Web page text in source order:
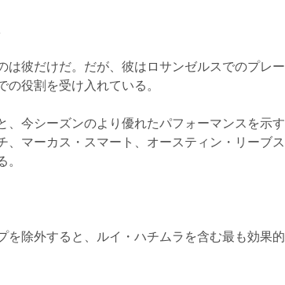
は彼だけだ。だが、彼はロサンゼルスでのプレ
役割を受け入れている。
、今シーズンのより優れたパフォーマンスを示
、マーカス・スマート、オースティン・リーブ
を除外すると、ルイ・ハチムラを含む最も効果